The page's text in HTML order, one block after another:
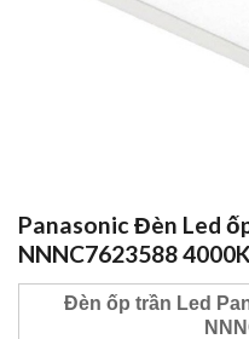
Panasonic Đèn Led
NNNC7623588 4000K
Đèn ốp trần Led